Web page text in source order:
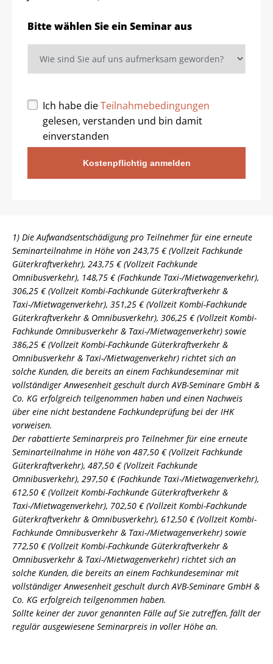
Bitte wählen Sie ein Seminar aus
Ich habe dieTeilnahmebedingungen
gelesen, verstanden und bin damit
einverstanden
Kostenpflichtig anmelden
1) Die Aufwandsentschädigung pro Teilnehmer für eine erneute
Seminarteilnahme in Höhe von 243,75 € (Vollzeit Fachkunde
Güterkraftverkehr), 243,75 € (Vollzeit Fachkunde
Omnibusverkehr), 148,75 € (Fachkunde Taxi-/Mietwagenverkehr),
306,25 € (Vollzeit Kombi-Fachkunde Güterkraftverkehr &
Taxi-/Mietwagenverkehr), 351,25 € (Vollzeit Kombi-Fachkunde
Güterkraftverkehr & Omnibusverkehr), 306,25 € (Vollzeit Kombi-
Fachkunde Omnibusverkehr & Taxi-/Mietwagenverkehr) sowie
386,25 € (Vollzeit Kombi-Fachkunde Güterkraftverkehr &
Omnibusverkehr & Taxi-/Mietwagenverkehr) richtet sich an
solche Kunden, die bereits an einem Fachkundeseminar mit
vollständiger Anwesenheit geschult durch AVB-Seminare GmbH &
Co. KG erfolgreich teilgenommen haben und einen Nachweis
über eine nicht bestandene Fachkundeprüfung bei der IHK
vorweisen.
Der rabattierte Seminarpreis pro Teilnehmer für eine erneute
Seminarteilnahme in Höhe von 487,50 € (Vollzeit Fachkunde
Güterkraftverkehr), 487,50 € (Vollzeit Fachkunde
Omnibusverkehr), 297,50 € (Fachkunde Taxi-/Mietwagenverkehr),
612,50 € (Vollzeit Kombi-Fachkunde Güterkraftverkehr &
Taxi-/Mietwagenverkehr), 702,50 € (Vollzeit Kombi-Fachkunde
Güterkraftverkehr & Omnibusverkehr), 612,50 € (Vollzeit Kombi-
Fachkunde Omnibusverkehr & Taxi-/Mietwagenverkehr) sowie
772,50 € (Vollzeit Kombi-Fachkunde Güterkraftverkehr &
Omnibusverkehr & Taxi-/Mietwagenverkehr) richtet sich an
solche Kunden, die bereits an einem Fachkundeseminar mit
vollständiger Anwesenheit geschult durch AVB-Seminare GmbH &
Co. KG erfolgreich teilgenommen haben.
Sollte keiner der zuvor genannten Fälle auf Sie zutreffen, fällt der
regulär ausgewiesene Seminarpreis in voller Höhe an.